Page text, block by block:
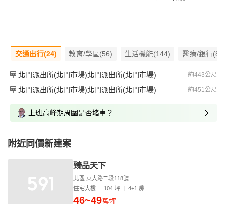
交通出行(24) 教育/學區(56) 生活機能(144) 醫療/銀行(83)
北門派出所(北門市場)北門派出所(北門市場)北門派出所(北門市場) 約443公尺
北門派出所(北門市場)北門派出所(北門市場)北門派出所(北門市場) 約451公尺
上班高峰期周圍是否堵車？
附近同價新建案
臻品天下
北區 東大路二段118號
住宅大樓
104 坪 4+1 房
46~49萬/坪